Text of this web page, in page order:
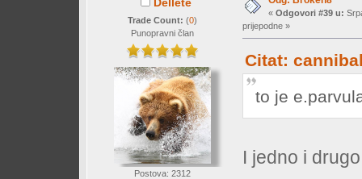
Trade Count: (0)
Punopravni član
Postova: 2312
« Odgovori #39 u:
prijepodne »
Citat:
to je
I jedno i